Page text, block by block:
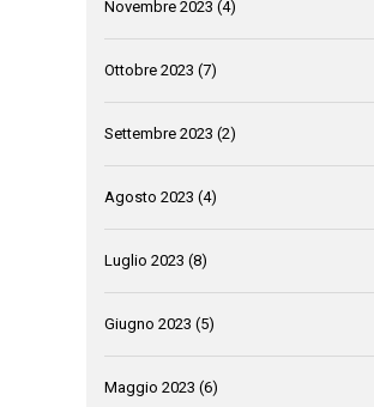
Novembre 2023 (4)
Ottobre 2023 (7)
Settembre 2023 (2)
Agosto 2023 (4)
Luglio 2023 (8)
Giugno 2023 (5)
Maggio 2023 (6)